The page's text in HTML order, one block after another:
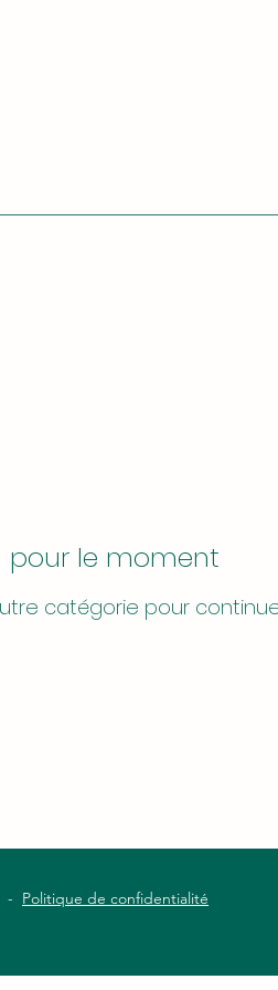
le moment
catégorie pour
- Politique de confidentialité